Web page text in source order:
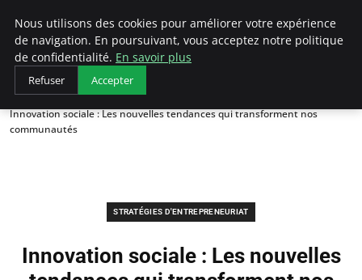
LECFCM
Accueil
Stratégies d'entrepreneuriat
Innovation sociale : Les nouvelles tendances qui transforment nos
communautés
STRATÉGIES D'ENTREPRENEURIAT
Innovation sociale : Les nouvelles
Nous utilisons des cookies pour améliorer votre expérience
de navigation. En poursuivant, vous acceptez notre politique
de confidentialité. En savoir plus
Refuser Accepter